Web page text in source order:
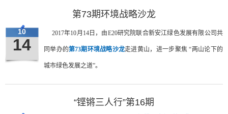
第73期环境战略沙龙
10
14
2017年10月14日，由E20研究院联合新安江绿色发展有限公司共
同举办的第73期环境战略沙龙走进黄山，进一步聚焦 “两山论下的
城市绿色发展之道”。
“铿锵三人行”第16期